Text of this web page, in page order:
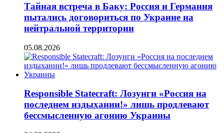
Тайная встреча в Баку: Россия и Германия
пытались договориться по Украине на
нейтральной территории
05.08.2026
Responsible Statecraft: Лозунги «Россия на
последнем издыхании!» лишь продлевают
бессмысленную агонию Украины